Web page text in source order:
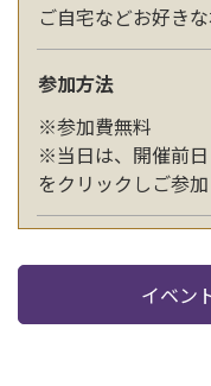
ご自宅などお好き
参加方法
※参加費無料
※当日は、開催前
をクリックしご参加
イベン